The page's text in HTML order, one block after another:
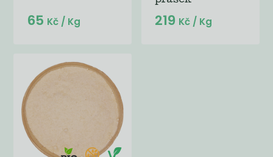
65 Kč / Kg 219 Kč / Kg